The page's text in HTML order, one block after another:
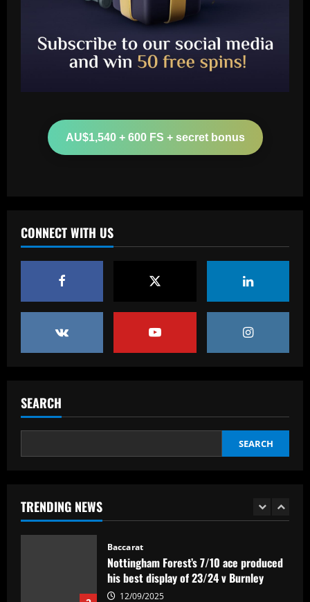
AU$1,540 + 600 FS + secret bonus
CONNECT WITH US
SEARCH
SEARCH
TRENDING NEWS
Baccarat
Nottingham Forest’s 7/10 ace produced
his best display of 23/24 v Burnley
12/09/2025
Fabrizio Romano: £8.5m manager wants
Chelsea job after positive contacts
£60m Tottenham star likely to leave
'Full speed ahead!' – Antonio Conte to
stay at Napoli despite reports of
Juventus return as president Aurelio De
dono de metade dos gols do Goiás'
12/09/2025
his best display of 23/24 v Burnley
12/09/2025
Baccarat
Fabrizio Romano: £8.5m manager wants
Chelsea job after positive contacts